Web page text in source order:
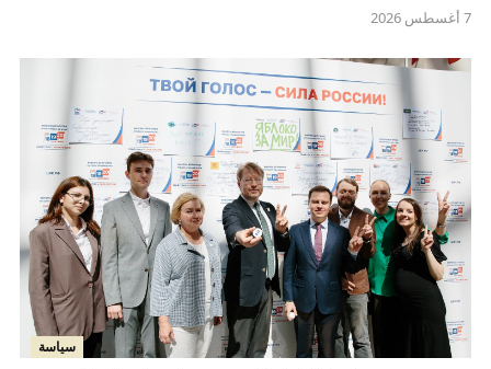
7 أغسطس 2026
سياسة